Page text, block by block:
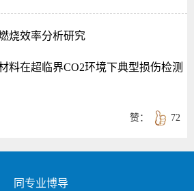
烧效率分析研究
料在超临界CO2环境下典型损伤检测
72
赞：
同专业博导